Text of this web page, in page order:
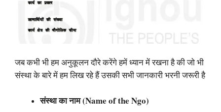
जब कभी भी हम अनुकूलन दौरे करेंगे हमें ध्यान में रखना है की जो भी
संस्था के बारे में हम लिख रहे हैं उसकी सभी जानकारी भरनी जरूरी है
संस्था का नाम (Name of the Ngo)